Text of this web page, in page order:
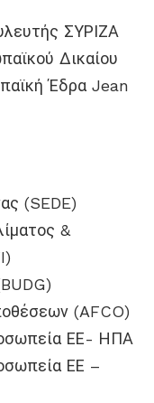
ΣΥΡΙΖΑ
Δικαίου
Έδρα Jean
(SEDE)
&
(AFCO)
ΕΕ- ΗΠΑ
ΕΕ –